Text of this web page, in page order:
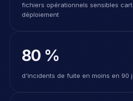
déploiement
80 %